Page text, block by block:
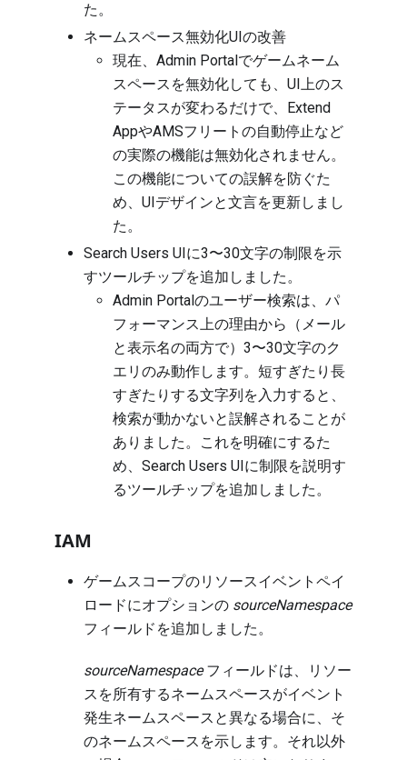
た。
ネームスペース無効化UIの改善
現在、Admin Portalでゲームネーム
スペースを無効化しても、UI上のス
テータスが変わるだけで、Extend
AppやAMSフリートの自動停止など
の実際の機能は無効化されません。
この機能についての誤解を防ぐた
め、UIデザインと文言を更新しまし
た。
Search Users UIに3〜30文字の制限を示
すツールチップを追加しました。
Admin Portalのユーザー検索は、パ
フォーマンス上の理由から（メール
と表示名の両方で）3〜30文字のク
エリのみ動作します。短すぎたり長
すぎたりする文字列を入力すると、
検索が動かないと誤解されることが
ありました。これを明確にするた
め、Search Users UIに制限を説明す
るツールチップを追加しました。
IAM
ゲームスコープのリソースイベントペイ
ロードにオプションの sourceNamespace
フィールドを追加しました。
sourceNamespaceフィールドは、リソー
スを所有するネームスペースがイベント
発生ネームスペースと異なる場合に、そ
のネームスペースを示します。それ以外